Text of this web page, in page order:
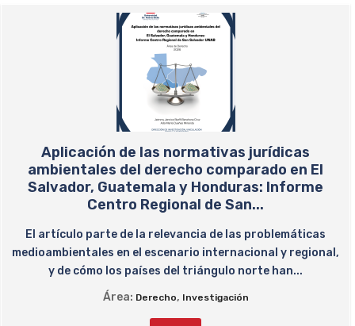
Aplicación de las normativas jurídicas
ambientales del derecho comparado en El
Salvador, Guatemala y Honduras: Informe
Centro Regional de San...
El artículo parte de la relevancia de las problemáticas
medioambientales en el escenario internacional y regional,
y de cómo los países del triángulo norte han...
Área: Derecho, Investigación